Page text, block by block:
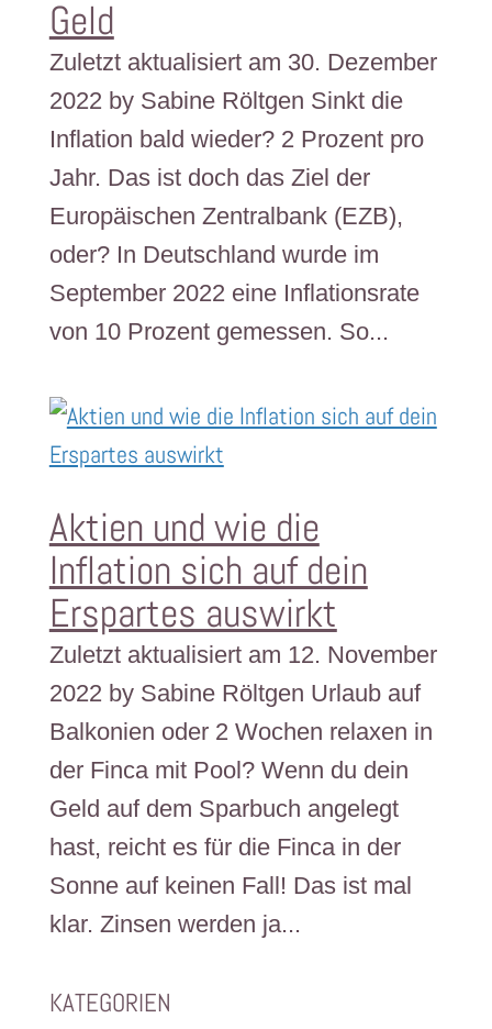
Geld
Zuletzt aktualisiert am 30. Dezember
2022 by Sabine Röltgen Sinkt die
Inflation bald wieder? 2 Prozent pro
Jahr. Das ist doch das Ziel der ​
Europäischen Zentralbank (EZB),
oder? In Deutschland wurde im
September 2022 eine Inflationsrate
von 10 Prozent gemessen. So...
Aktien und wie die
Inflation sich auf dein
Erspartes auswirkt
Zuletzt aktualisiert am 12. November
2022 by Sabine Röltgen Urlaub auf
Balkonien oder 2 Wochen relaxen in
der Finca mit Pool? Wenn du dein
Geld auf dem Sparbuch angelegt
hast, reicht es für die Finca in der
Sonne auf keinen Fall! Das ist mal
klar. Zinsen werden ja...
KATEGORIEN